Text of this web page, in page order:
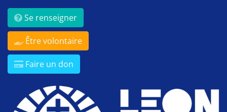
Se renseigner
Être volontaire
Faire un don